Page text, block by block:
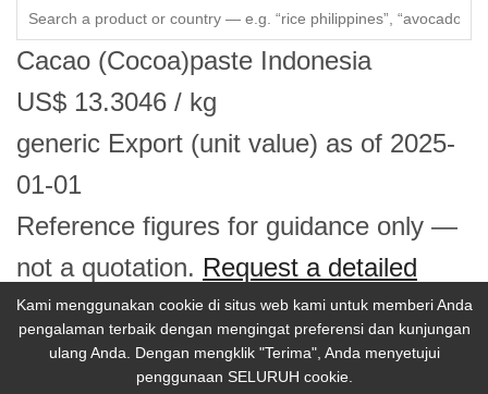
Kami menggunakan cookie di situs web kami untuk memberi Anda
pengalaman terbaik dengan mengingat preferensi dan kunjungan
ulang Anda. Dengan mengklik "Terima", Anda menyetujui
penggunaan SELURUH cookie.
Cacao (Cocoa)paste Indonesia
US$ 13.3046 / kg
generic Export (unit value) as of 2025-
01-01
Reference figures for guidance only —
not a quotation. Request a detailed
price report →
© 2026 Selina Wamucii. Seluruh hak cipta.